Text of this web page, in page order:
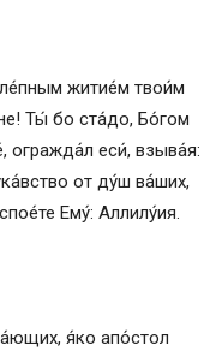
житие́м твои́м
Ты́ бо ста́до, Бо́гом
огражда́л еси́, взыва́я:
от ду́ш ва́ших,
Ему́: Аллилу́ия.
я́ко апо́стол